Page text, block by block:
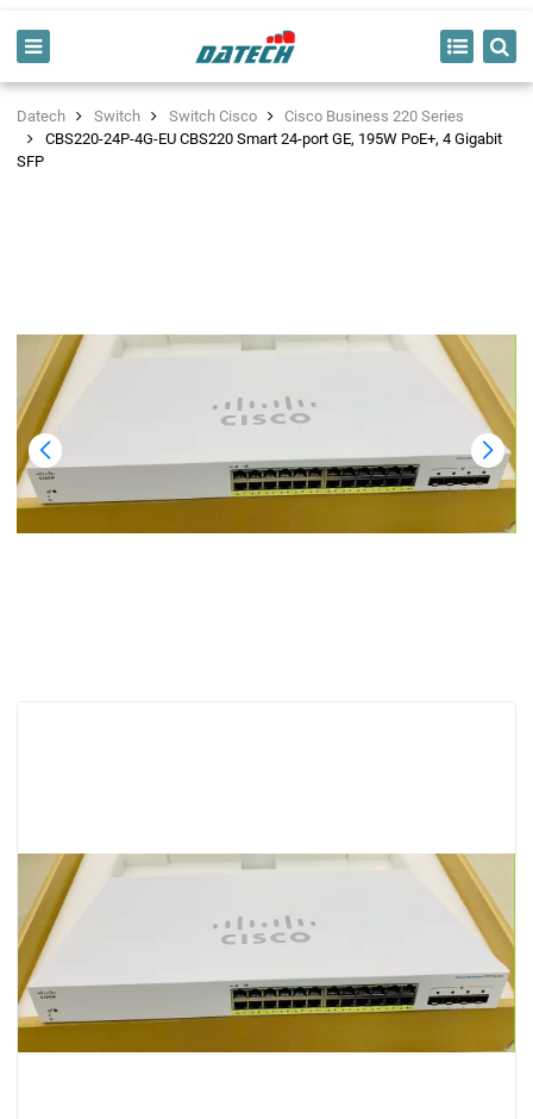
Datech Switch Switch Cisco
Cisco Business 220 Series
CBS220-24P-4G-EU CBS220 Smart 24-port GE, 195W PoE+, 4 Gigabit
SFP